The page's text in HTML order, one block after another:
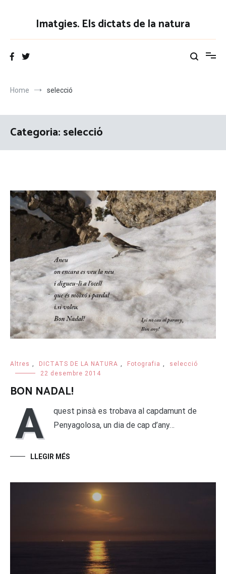
Imatgies. Els dictats de la natura
Home selecció
Categoria:selecció
Altres , DICTATS DE LA NATURA , Fotografia ,
selecció
22 desembre 2014
BON NADAL!
A
quest pinsà es trobava al capdamunt de
Penyagolosa, un dia de cap d’any…
LLEGIR MÉS